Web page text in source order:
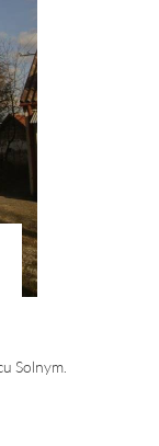
Solnym.